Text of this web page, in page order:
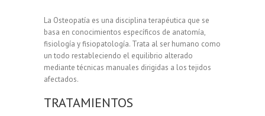
La Osteopatía es una disciplina terapéutica que se
basa en conocimientos específicos de anatomía,
fisiología y fisiopatología. Trata al ser humano como
un todo restableciendo el equilibrio alterado
mediante técnicas manuales dirigidas a los tejidos
afectados.
TRATAMIENTOS